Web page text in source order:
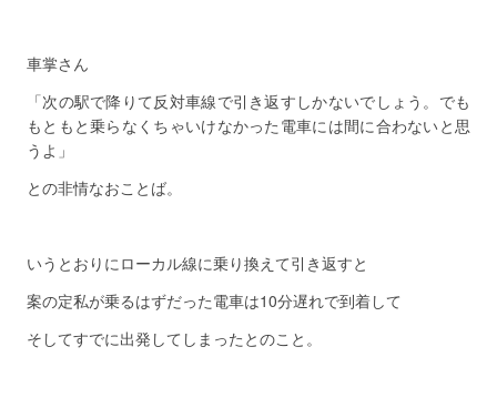
車掌さん
「次の駅で降りて反対車線で引き返すしかないでしょう。でも
もともと乗らなくちゃいけなかった電車には間に合わないと思
うよ」
との非情なおことば。
いうとおりにローカル線に乗り換えて引き返すと
案の定私が乗るはずだった電車は10分遅れで到着して
そしてすでに出発してしまったとのこと。